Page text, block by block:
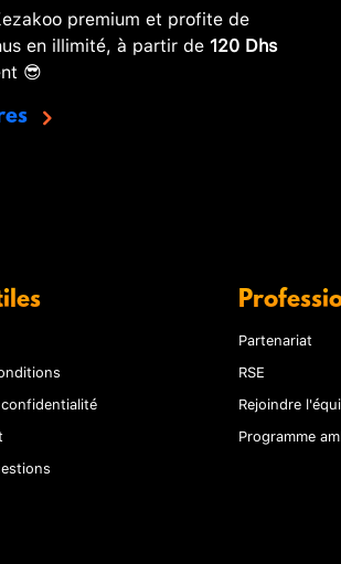
premium et profite de
en illimité, à partir de 120 Dhs
😎
Partenariat
RSE
Rejoindre
Programme